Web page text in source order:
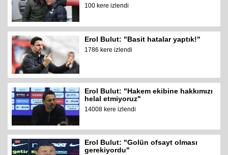
100 kere izlendi
Erol Bulut: "Basit hatalar yaptık!"
1786 kere izlendi
Erol Bulut: "Hakem ekibine hakkımızı
helal etmiyoruz"
14008 kere izlendi
Erol Bulut: "Golün ofsayt olması
gerekiyordu"